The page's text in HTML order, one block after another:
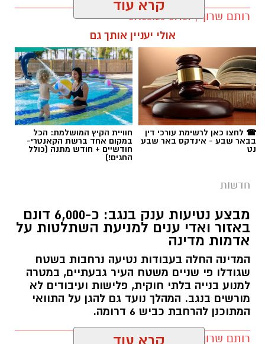
רותם שרון / 09:07 09.08.26
תגים:כרמית
קרדיט: משטרת ישראל
קרא עוד
אולי יעניין אותך גם
☎ לחצו כאן לרשימת עורכי דין
בבאר שבע - אינדקס באר שבע
נט
חוויית הקיץ המושלמת: הכל
במקום אחד ברשת הקאנטרי-
חודשיים + חודש מתנה (כולל
החגים!)
חדשות
מבצע נטיעות ענק בנגב: כ-6,000 דונם
באזור ואדי ענים למניעת השתלטות על
אדמות מדינה
המדינה החלה בעבודות נטיעה נרחבות בשטח
שגודלו פי שניים משטח העיר גבעתיים, במטרה
למנוע בנייה בלתי חוקית, פלישות ועיבודים לא
מורשים בנגב. המהלך נועד גם להגן על התוואי
המתוכנן להרחבת כביש 6 דרומה.
רותם שרון / 11:32 08.08.26